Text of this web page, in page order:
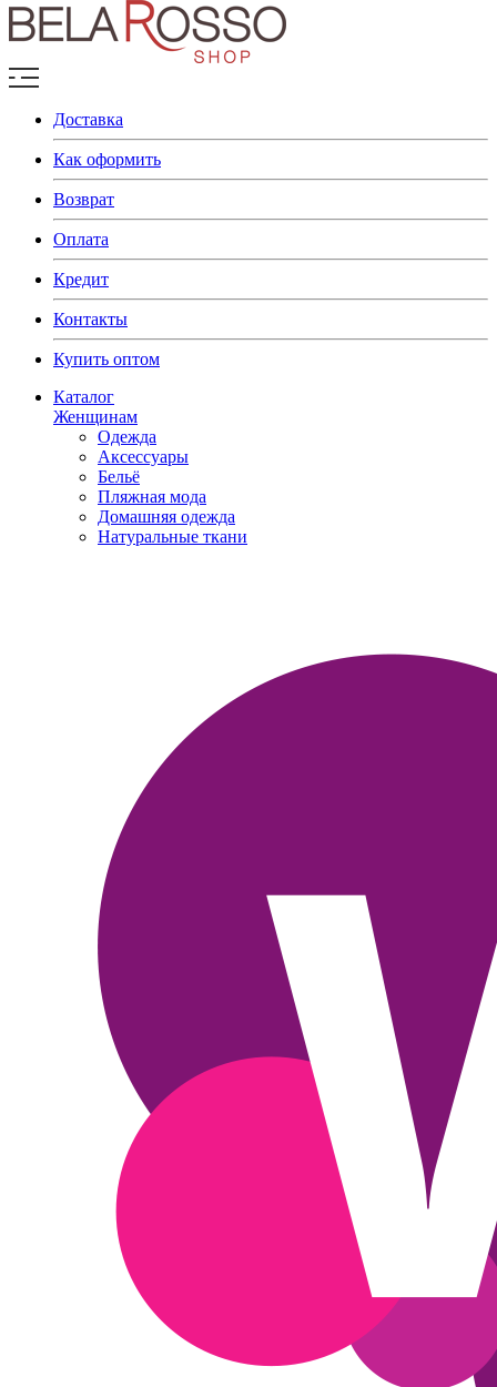
Доставка
Как оформить
Возврат
Оплата
Кредит
Контакты
Купить оптом
Каталог
Женщинам
Одежда
Аксессуары
Бельё
Пляжная мода
Домашняя одежда
Натуральные ткани